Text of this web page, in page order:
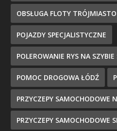
OBSŁUGA FLOTY TRÓJMIASTO
POJAZDY SPECJALISTYCZNE
POLEROWANIE RYS NA
POMOC DROGOWA ŁÓDŹ
PRZYCZEPY SAMOCHODOWE
PRZYCZEPY SAMOCHODOWE